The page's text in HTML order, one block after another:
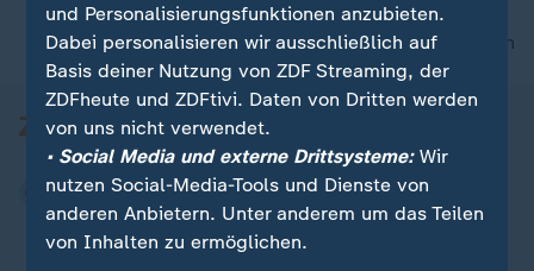
nach oben
und Personalisierungsfunktionen anzubieten.
Dabei personalisieren wir ausschließlich auf
Basis deiner Nutzung von ZDF Streaming, der
ZDFheute und ZDFtivi. Daten von Dritten werden
von uns nicht verwendet.
• Social Media und externe Drittsysteme:Wir
nutzen Social-Media-Tools und Dienste von
anderen Anbietern. Unter anderem um das Teilen
von Inhalten zu ermöglichen.